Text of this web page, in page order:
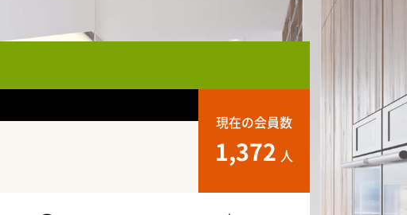
現在の会員数
1,372 人